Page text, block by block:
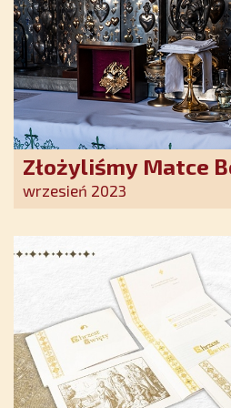
Złożyliśmy Matce
Ostrobramskiej
wrzesień 2023